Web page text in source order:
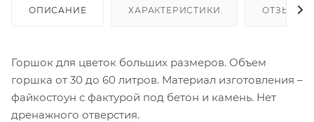
ОПИСАНИЕ ХАРАКТЕРИСТИКИ ОТЗЫВЫ
Горшок для цветок больших размеров. Объем
горшка от 30 до 60 литров. Материал изготовления –
файкостоун с фактурой под бетон и камень. Нет
дренажного отверстия.